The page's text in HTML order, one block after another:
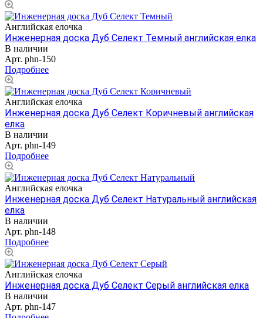
Английская елочка
Инженерная доска Дуб Селект Темный английская елка
В наличии
Арт. phn-150
Подробнее
Английская елочка
Инженерная доска Дуб Селект Коричневый английская
елка
В наличии
Арт. phn-149
Подробнее
Английская елочка
Инженерная доска Дуб Селект Натуральный английская
елка
В наличии
Арт. phn-148
Подробнее
Английская елочка
Инженерная доска Дуб Селект Серый английская елка
В наличии
Арт. phn-147